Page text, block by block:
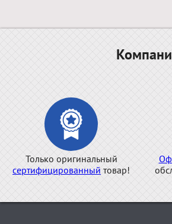
Только оригинальный
сертифицированный товар!